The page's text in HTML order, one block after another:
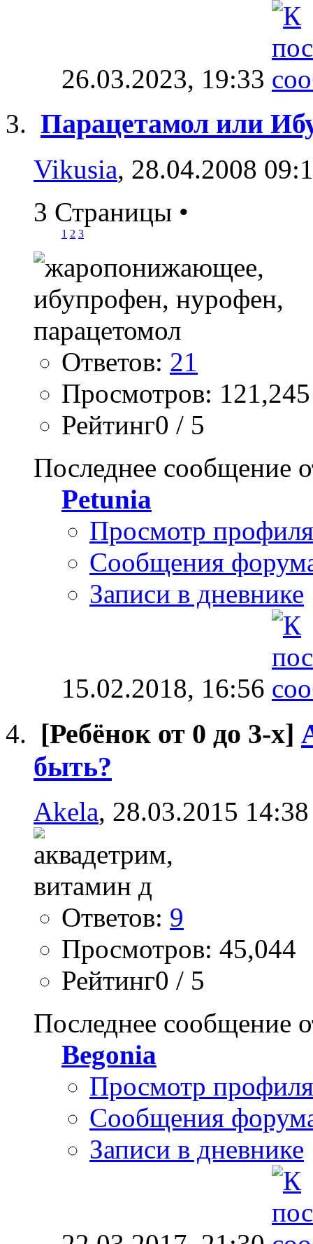
26.03.2023, 19:33
Парацетамол или
Vikusia, 28.04.2008
3 Страницы •
1 2 3
Ответов: 21
Просмотров: 121,245
Рейтинг0 / 5
Последнее сообщение
Petunia
Просмотр профиля
Сообщения
Записи в дневнике
15.02.2018, 16:56
[Ребёнок от 0 до 3-х]
быть?
Akela, 28.03.2015 14:38
Ответов: 9
Просмотров: 45,044
Рейтинг0 / 5
Последнее сообщение
Begonia
Просмотр профиля
Сообщения
Записи в дневнике